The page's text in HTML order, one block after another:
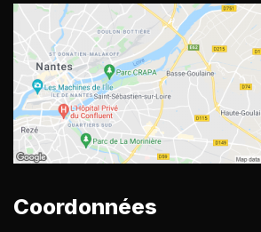
Coordonnées